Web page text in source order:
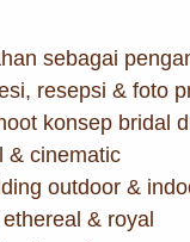
sebagai
resepsi & foto
konsep bridal
& cinematic
outdoor &
& royal